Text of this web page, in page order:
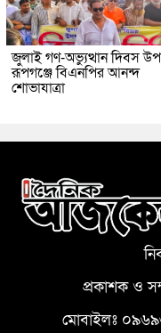
জুলাই গণ-অভ্যুত্থান দিবস
রূপগঞ্জে বিএনপির আনন্দ
শোভাযাত্রা
প্রকাশক ও
মোবাইলঃ